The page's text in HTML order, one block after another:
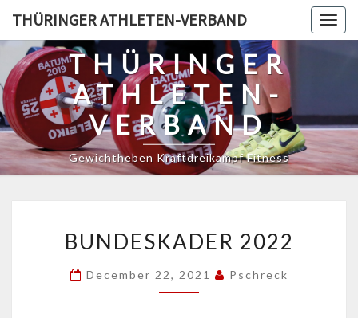
content
THÜRINGER ATHLETEN-VERBAND
THÜRINGER
ATHLETEN-
VERBAND
Gewichtheben Kraftdreikampf Fitness
2022
BUNDESKADER 2022
December 22, 2021 Pschreck